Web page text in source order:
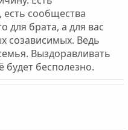
сообщества
для брата, а для вас
созависимых. Ведь
Выздоравливать
будет бесполезно.